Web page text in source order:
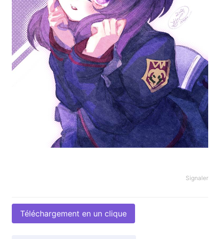
Signaler
Téléchargement en un clique